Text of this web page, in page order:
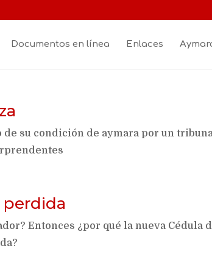
Documentos en línea Enlaces
su condición de aymara por un
perdida
Entonces ¿por qué la nueva Cédula